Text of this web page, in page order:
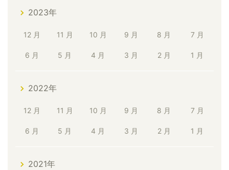
2023年
12 月 11 月 10 月 9 月 8 月 7 月
6 月 5 月 4 月 3 月 2 月 1 月
2022年
12 月 11 月 10 月 9 月 8 月 7 月
6 月 5 月 4 月 3 月 2 月 1 月
2021年